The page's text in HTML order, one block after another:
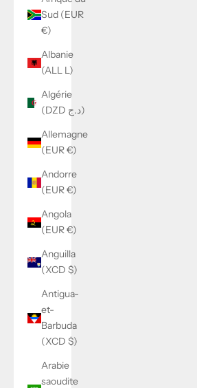
Sud (EUR
€)
Albanie
(ALL L)
Algérie
(DZD د.ج)
Allemagne
(EUR €)
Andorre
(EUR €)
Angola
(EUR €)
Anguilla
(XCD $)
Antigua-
et-
Barbuda
(XCD $)
Arabie
saoudite